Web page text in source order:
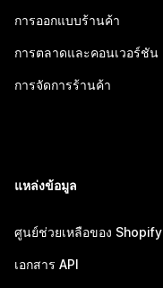
การออกแบบร้านค้า
การตลาดและคอนเวอร์ชัน
การจัดการร้านค้า
แหล่งข้อมูล
ศูนย์ช่วยเหลือของ Shopify
เอกสาร API